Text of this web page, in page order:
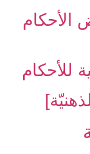
الأحكام
للأحكام